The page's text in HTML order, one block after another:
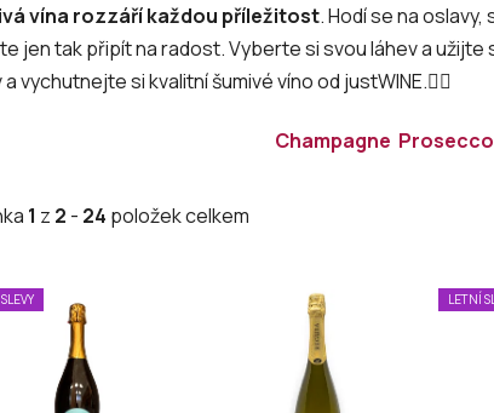
vína rozzáří každou příležitost. Hodí se na oslavy,
jen tak připít na radost. Vyberte si svou láhev a užijte
vychutnejte si kvalitní šumivé víno od justWINE.👇🏻
Champagne Prosecco
1 z 2 - 24 položek celkem
LETNÍ